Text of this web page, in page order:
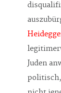
Juden